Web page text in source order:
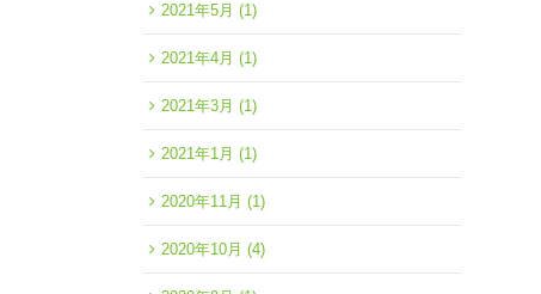
2021年5月 (1)
2021年4月 (1)
2021年3月 (1)
2021年1月 (1)
2020年11月 (1)
2020年10月 (4)